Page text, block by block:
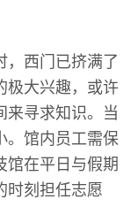
，西门已挤满了
极大兴趣，或许
来寻求知识。当
。馆内员工需保
馆在平日与假期
时刻担任志愿